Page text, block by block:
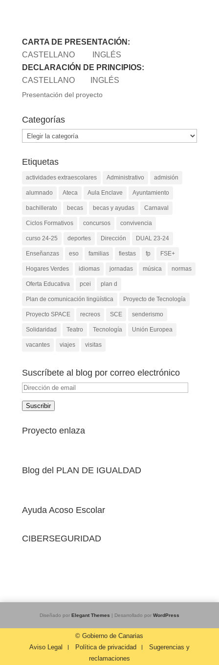
CARTA DE PRESENTACIÓN:
CASTELLANO
INGLÉS
DECLARACIÓN DE PRINCIPIOS:
CASTELLANO
INGLÉS
Presentación del proyecto
Categorías
Categorías
Etiquetas
actividades extraescolares Administrativo admisión
alumnado Ateca Aula Enclave Ayuntamiento
bachillerato becas becas y ayudas Carnaval
Ciclos Formativos concursos convivencia
curso 24-25 deportes Dirección DUAL 23-24
Enseñanzas eso familias fiestas fp FSE+
Hogares Verdes idiomas jornadas música normas
Oferta Educativa pcei plan d
Plan de comunicación lingüística Proyecto de Tecnología
Proyecto SPACE recreos SCE senderismo
Solidaridad Teatro Tecnología Unión Europea
vacantes viajes visitas
Suscríbete al blog por correo electrónico
Dirección
email
Suscribir
Proyecto enlaza
Blog del PLAN DE IGUALDAD
Ayuda Acoso Escolar
CIBERSEGURIDAD
Diseñado por Elegant Themes | Desarrollado por WordPress
© Gobierno de Canarias
Aviso Legal
Política de privacidad
Sugerencias y
reclamaciones